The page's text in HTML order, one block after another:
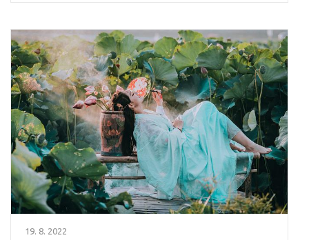
19. 8. 2022